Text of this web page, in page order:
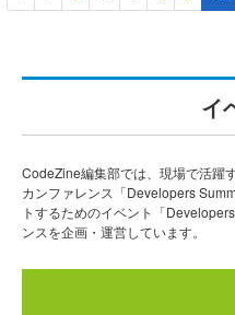
イ
CodeZine編集部では、現場で活躍
カンファレンス「Developers
トするためのイベント「
ンスを企画・運営しています。